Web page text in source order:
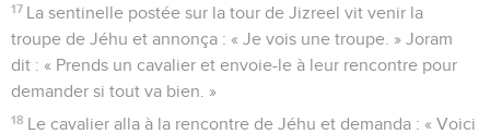
17 La sentinelle postée sur la tour de Jizreel vit venir la
troupe de Jéhu et annonça : « Je vois une troupe. » Joram
dit : « Prends un cavalier et envoie-le à leur rencontre pour
demander si tout va bien. »
18 Le cavalier alla à la rencontre de Jéhu et demanda : « Voici